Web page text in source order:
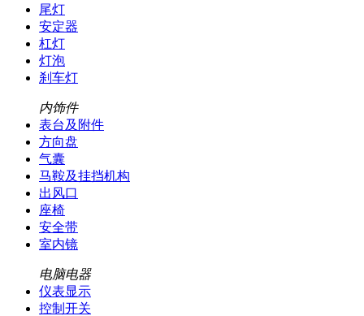
尾灯
安定器
杠灯
灯泡
刹车灯
内饰件
表台及附件
方向盘
气囊
马鞍及挂挡机构
出风口
座椅
安全带
室内镜
电脑电器
仪表显示
控制开关